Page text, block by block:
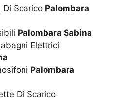
Di Scarico Palombara
Palombara Sabina
Elettrici
Palombara
Di Scarico